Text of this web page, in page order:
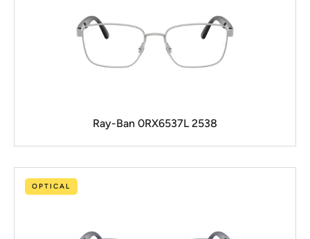
Ray-Ban 0RX6537L 2538
OPTICAL